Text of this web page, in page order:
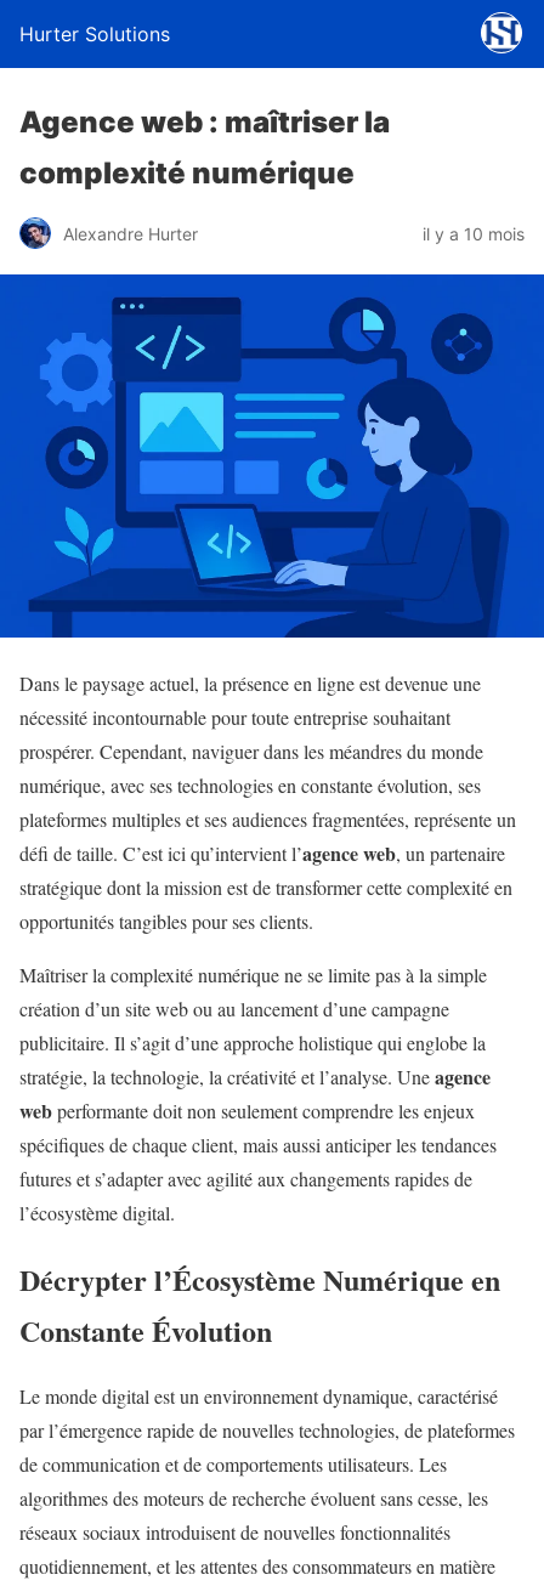
Hurter Solutions
Agence web : maîtriser la
complexité numérique
Alexandre Hurter il y a 10 mois
Dans le paysage actuel, la présence en ligne est devenue une
nécessité incontournable pour toute entreprise souhaitant
prospérer. Cependant, naviguer dans les méandres du monde
numérique, avec ses technologies en constante évolution, ses
plateformes multiples et ses audiences fragmentées, représente un
défi de taille. C’est ici qu’intervient l’agence web, un partenaire
stratégique dont la mission est de transformer cette complexité en
opportunités tangibles pour ses clients.
Maîtriser la complexité numérique ne se limite pas à la simple
création d’un site web ou au lancement d’une campagne
publicitaire. Il s’agit d’une approche holistique qui englobe la
stratégie, la technologie, la créativité et l’analyse. Uneagence
webperformante doit non seulement comprendre les enjeux
spécifiques de chaque client, mais aussi anticiper les tendances
futures et s’adapter avec agilité aux changements rapides de
l’écosystème digital.
Décrypter l’Écosystème Numérique en
Constante Évolution
Le monde digital est un environnement dynamique, caractérisé
par l’émergence rapide de nouvelles technologies, de plateformes
de communication et de comportements utilisateurs. Les
algorithmes des moteurs de recherche évoluent sans cesse, les
réseaux sociaux introduisent de nouvelles fonctionnalités
quotidiennement, et les attentes des consommateurs en matière